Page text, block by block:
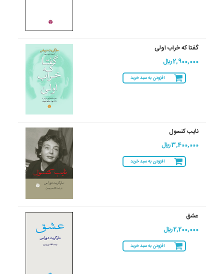
گفتا که خراب اولی
2,900,000 ريال
افزودن به سبد خرید
نایب کنسول
3,400,000 ريال
افزودن به سبد خرید
عشق
2,200,000 ريال
افزودن به سبد خرید